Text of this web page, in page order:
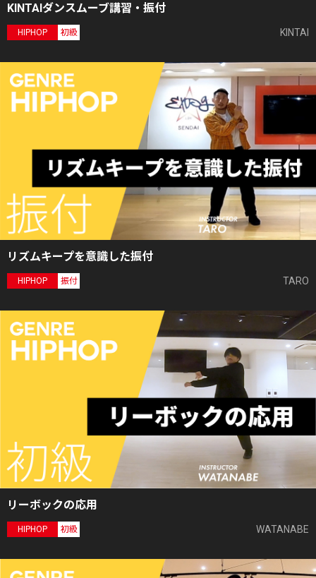
KINTAIダンスムーブ講習・振付
HIPHOP 初級 KINTAI
リズムキープを意識した振付
HIPHOP 振付 TARO
リーボックの応用
HIPHOP 初級 WATANABE